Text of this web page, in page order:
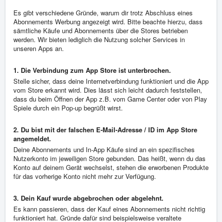
Es gibt verschiedene Gründe, warum dir trotz Abschluss eines
Abonnements Werbung angezeigt wird. Bitte beachte hierzu, dass
sämtliche Käufe und Abonnements über die Stores betrieben
werden. Wir bieten lediglich die Nutzung solcher Services in
unseren Apps an.
1. Die Verbindung zum App Store ist unterbrochen.
Stelle sicher, dass deine Internetverbindung funktioniert und die App
vom Store erkannt wird. Dies lässt sich leicht dadurch feststellen,
dass du beim Öffnen der App z.B. vom Game Center oder von Play
Spiele durch ein Pop-up begrüßt wirst.
2. Du bist mit der falschen E-Mail-Adresse / ID im App Store
angemeldet.
Deine Abonnements und In-App Käufe sind an ein spezifisches
Nutzerkonto im jeweiligen Store gebunden. Das heißt, wenn du das
Konto auf deinem Gerät wechselst, stehen die erworbenen Produkte
für das vorherige Konto nicht mehr zur Verfügung.
3. Dein Kauf wurde abgebrochen oder abgelehnt.
Es kann passieren, dass der Kauf eines Abonnements nicht richtig
funktioniert hat. Gründe dafür sind beispielsweise veraltete